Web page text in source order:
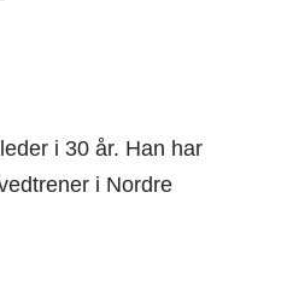
i 30 år. Han har
i Nordre